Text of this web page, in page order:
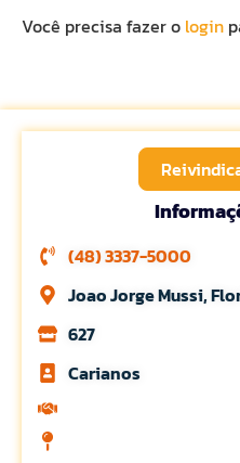
Você precisa fazer o login
(48) 3337-5000
Joao Jorge Mussi,
627
Carianos